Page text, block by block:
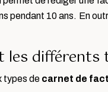
pendant 10 ans. En
les
types de carnet de